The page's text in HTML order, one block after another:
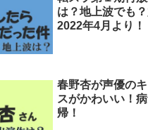
は？地上波でも
2022年4月より！
春野杏が声優の
スがかわいい！
帰！